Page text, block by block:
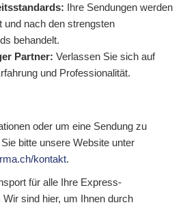
Ihre Sendungen werden
und nach den strengsten
behandelt.
Partner: Verlassen Sie sich auf
und Professionalität.
oder um eine Sendung zu
bitte unsere Website unter
kontakt.
für alle Ihre Express-
sind hier, um Ihnen durch